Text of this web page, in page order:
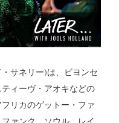
サネリー)は、ビヨンセ
ィーヴ・アオキなどの
リカのゲットー・ファ
ァンク、ソウル、レイ